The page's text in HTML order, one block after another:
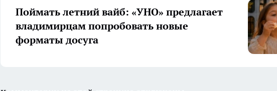
Поймать летний вайб: «УНО» предлагает
владимирцам попробовать новые
форматы досуга